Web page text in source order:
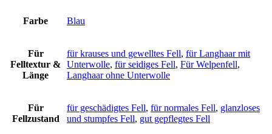
Farbe Blau
Für
Felltextur &
Länge
für krauses und gewelltes Fell, für Langhaar mit
Unterwolle, für seidiges Fell, Für Welpenfell,
Langhaar ohne Unterwolle
Für
Fellzustand
für geschädigtes Fell, für normales Fell, glanzloses
und stumpfes Fell, gut gepflegtes Fell